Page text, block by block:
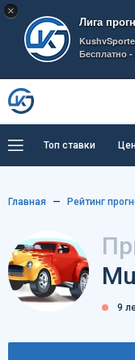
×
Лига
KushvSporte
Бесплатно
Топ ставки
Главная Рейтинг
9